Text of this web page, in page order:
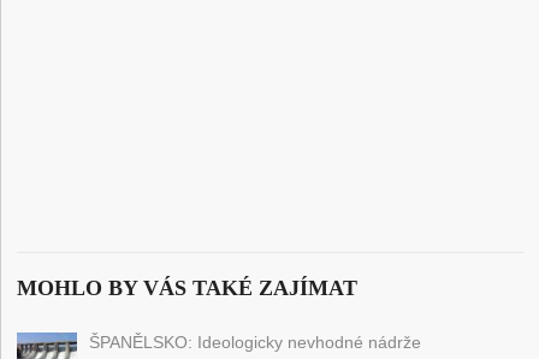
MOHLO BY VÁS TAKÉ ZAJÍMAT
ŠPANĚLSKO: Ideologicky nevhodné nádrže